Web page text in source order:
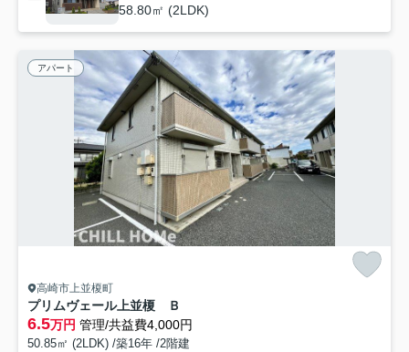
58.80㎡ (2LDK)
アパート
高崎市上並榎町
プリムヴェール上並榎 Ｂ
6.5万円 管理/共益費4,000円
50.85㎡ (2LDK) /築16年 /2階建